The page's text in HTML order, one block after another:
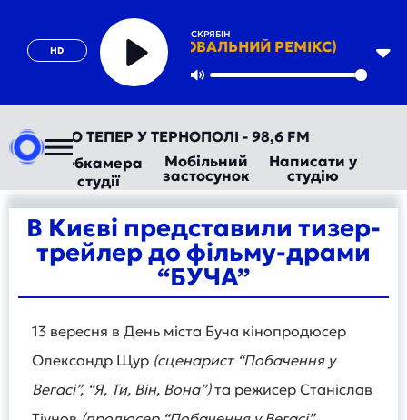
HD
СКРЯБІН
ПАДАЙ (ТАНЦЮВАЛЬНИЙ РЕМІКС)
Play
ТЕПЕР У ТЕРНОПОЛІ - 98,6 FM
Вебкамера
студії
Мобільний
застосунок
Написати у
студію
В Києві представили тизер-
трейлер до фільму-драми
“БУЧА”
13 вересня в День міста Буча кінопродюсер
Олександр Щур (сценарист “Побачення у
Вегасі”, “Я, Ти, Він, Вона”)та режисер Станіслав